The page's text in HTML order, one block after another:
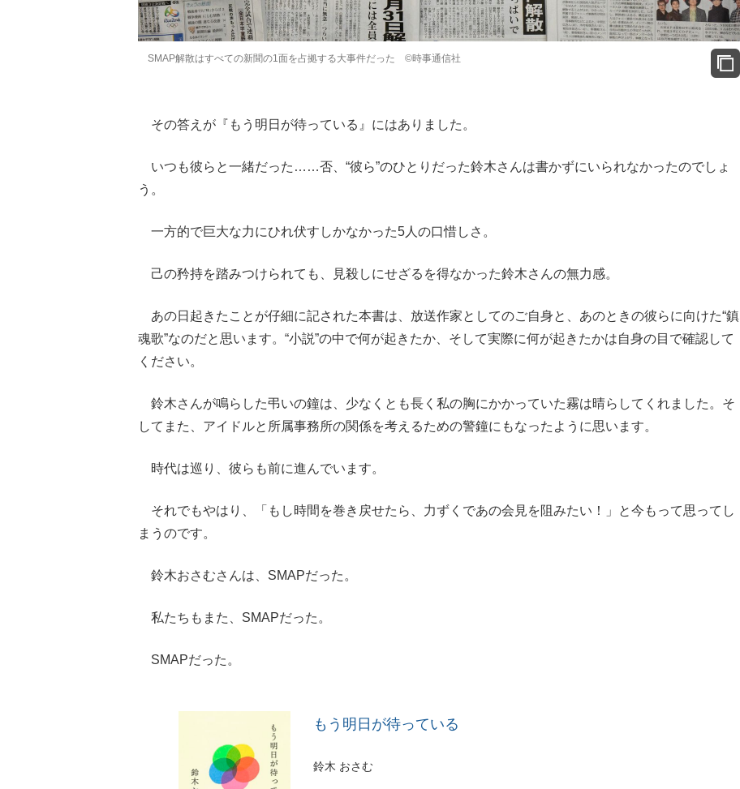
SMAP解散はすべての新聞の1面を占拠する大事件だった ©時事通信社
その答えが『もう明日が待っている』にはありました。
いつも彼らと一緒だった……否、“彼ら”のひとりだった鈴木さんは書かずにいられなかったのでしょ
う。
一方的で巨大な力にひれ伏すしかなかった5人の口惜しさ。
己の矜持を踏みつけられても、見殺しにせざるを得なかった鈴木さんの無力感。
あの日起きたことが仔細に記された本書は、放送作家としてのご自身と、あのときの彼らに向けた“鎮
魂歌”なのだと思います。“小説”の中で何が起きたか、そして実際に何が起きたかは自身の目で確認して
ください。
鈴木さんが鳴らした弔いの鐘は、少なくとも長く私の胸にかかっていた霧は晴らしてくれました。そ
してまた、アイドルと所属事務所の関係を考えるための警鐘にもなったように思います。
時代は巡り、彼らも前に進んでいます。
それでもやはり、「もし時間を巻き戻せたら、力ずくであの会見を阻みたい！」と今もって思ってし
まうのです。
鈴木おさむさんは、SMAPだった。
私たちもまた、SMAPだった。
SMAPだった。
もう明日が待っている
鈴木 おさむ